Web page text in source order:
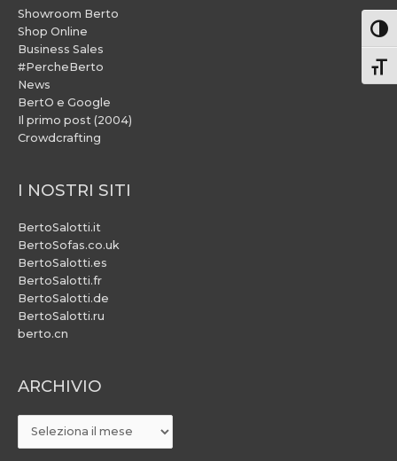
Showroom Berto
Shop Online
Business Sales
#PercheBerto
News
BertO e Google
Il primo post (2004)
Crowdcrafting
I NOSTRI SITI
BertoSalotti.it
BertoSofas.co.uk
BertoSalotti.es
BertoSalotti.fr
BertoSalotti.de
BertoSalotti.ru
berto.cn
ARCHIVIO
ARCHIVIO